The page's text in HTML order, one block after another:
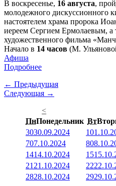
В воскресенье, 16 августа,
молодежного дискуссионного
настоятелем храма пророка
иереем Сергием Ермолаевым, а
художественного фильма
Начало в 14 часов (М.
Афиша
Подробнее
← Предыдущая
Следующая →
<
ПнПонедельник Вт
3030.09.2024 1
707.10.2024 8
1414.10.2024 15
21 21.10.2024 22
2828.10.2024 29